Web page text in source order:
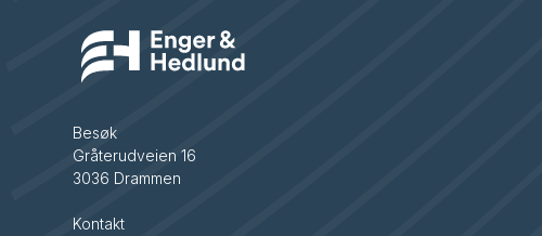
Besøk
Gråterudveien 16
3036 Drammen
Kontakt